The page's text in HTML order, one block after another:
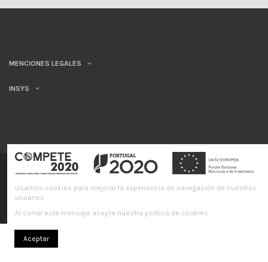
MENCIONES LEGALES
INSYS
©INSYS/21
Libro de quejas en línea
Usamos cookies para mejorar la experiencia de navegación de nuestros
usuarios.
Al cerrar este mensaje acepta nuestra política de cookies.
Aceptar